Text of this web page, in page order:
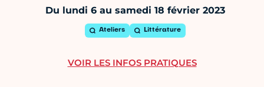
Du lundi 6 au samedi 18 février 2023
Ateliers Littérature
VOIR LES INFOS PRATIQUES